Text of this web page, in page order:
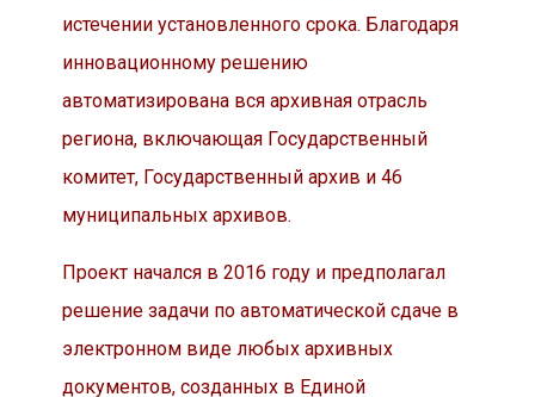
истечении установленного срока. Благодаря
инновационному решению
автоматизирована вся архивная отрасль
региона, включающая Государственный
комитет, Государственный архив и 46
муниципальных архивов.
Проект начался в 2016 году и предполагал
решение задачи по автоматической сдаче в
электронном виде любых архивных
документов, созданных в Единой